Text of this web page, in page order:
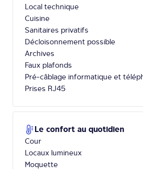
Local technique
Cuisine
Sanitaires privatifs
Décloisonnement possible
Archives
Faux plafonds
Pré-câblage informatique et
Prises RJ45
Le confort au quotidien
Cour
Locaux lumineux
Moquette